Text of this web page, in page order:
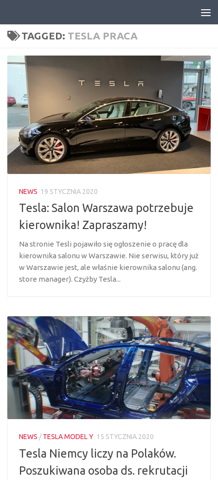
TAGGED: TESLA PRACA
NEWS 19 STYCZNIA 2020
Tesla: Salon Warszawa potrzebuje
kierownika! Zapraszamy!
Na stronie Tesli pojawiło się ogłoszenie o pracę dla
kierownika salonu w Warszawie. Nie serwisu, który już
w Warszawie jest, ale właśnie kierownika salonu (ang.
store manager). Czyżby Tesla...
NEWS /TESLA MODEL Y 15 STYCZNIA 2020
Tesla Niemcy liczy na Polaków.
Poszukiwana osoba ds. rekrutacji